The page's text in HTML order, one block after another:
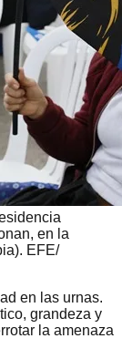
en la
EFE/
en las urnas.
grandeza y
la amenaza